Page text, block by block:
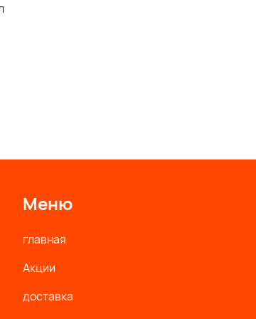
Меню
главная
Акции
доставка